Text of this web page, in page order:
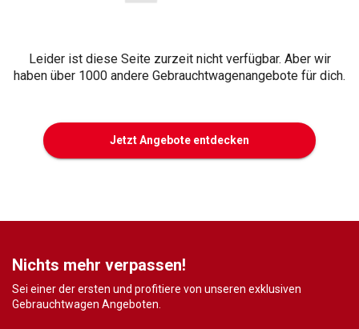
Leider ist diese Seite zurzeit nicht verfügbar. Aber wir
haben über 1000 andere Gebrauchtwagenangebote für dich.
Jetzt Angebote entdecken
Nichts mehr verpassen!
Sei einer der ersten und profitiere von unseren exklusiven
Gebrauchtwagen Angeboten.